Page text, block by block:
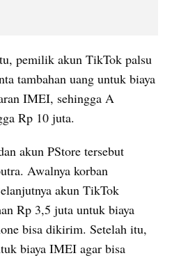
pemilik akun TikTok palsu
tambahan uang untuk biaya
IMEI, sehingga A
Rp 10 juta.
akun PStore tersebut
Awalnya korban
akun TikTok
Rp 3,5 juta untuk biaya
bisa dikirim. Setelah itu,
biaya IMEI agar bisa